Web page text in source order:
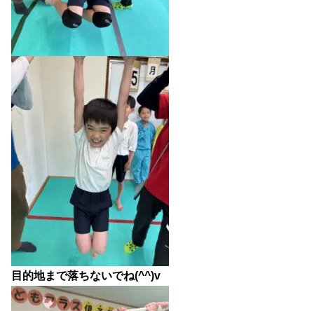
目的地まで落ちないでね(^^)v